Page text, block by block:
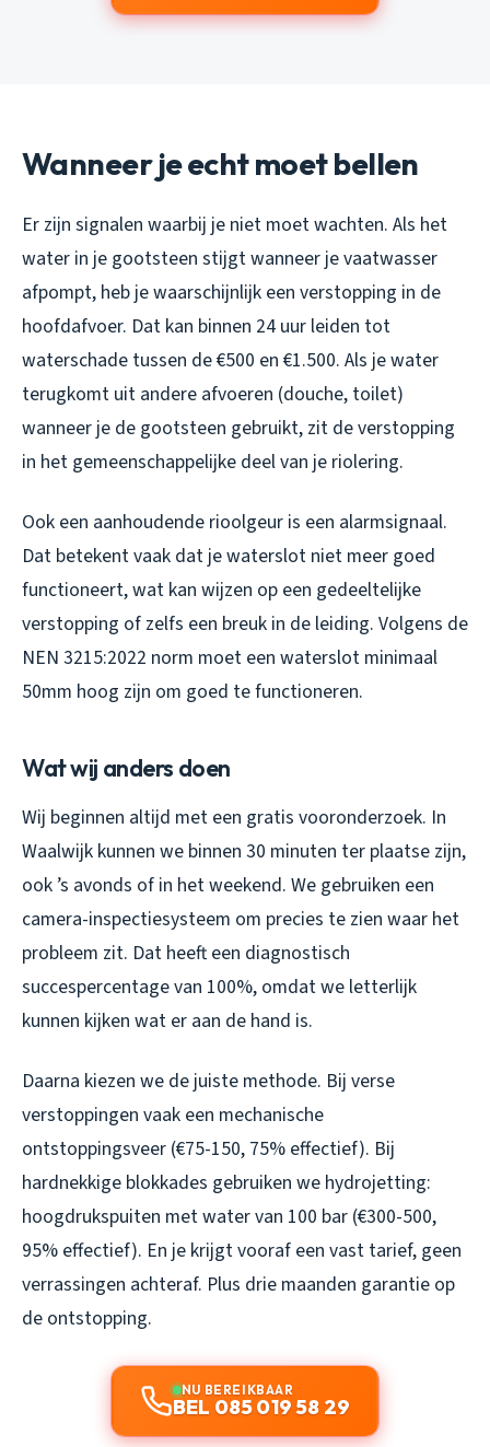
Wanneer je echt moet bellen
Er zijn signalen waarbij je niet moet wachten. Als het
water in je gootsteen stijgt wanneer je vaatwasser
afpompt, heb je waarschijnlijk een verstopping in de
hoofdafvoer. Dat kan binnen 24 uur leiden tot
waterschade tussen de €500 en €1.500. Als je water
terugkomt uit andere afvoeren (douche, toilet)
wanneer je de gootsteen gebruikt, zit de verstopping
in het gemeenschappelijke deel van je riolering.
Ook een aanhoudende rioolgeur is een alarmsignaal.
Dat betekent vaak dat je waterslot niet meer goed
functioneert, wat kan wijzen op een gedeeltelijke
verstopping of zelfs een breuk in de leiding. Volgens de
NEN 3215:2022 norm moet een waterslot minimaal
50mm hoog zijn om goed te functioneren.
Wat wij anders doen
Wij beginnen altijd met een gratis vooronderzoek. In
Waalwijk kunnen we binnen 30 minuten ter plaatse zijn,
ook ’s avonds of in het weekend. We gebruiken een
camera-inspectiesysteem om precies te zien waar het
probleem zit. Dat heeft een diagnostisch
succespercentage van 100%, omdat we letterlijk
kunnen kijken wat er aan de hand is.
Daarna kiezen we de juiste methode. Bij verse
verstoppingen vaak een mechanische
ontstoppingsveer (€75-150, 75% effectief). Bij
hardnekkige blokkades gebruiken we hydrojetting:
hoogdrukspuiten met water van 100 bar (€300-500,
95% effectief). En je krijgt vooraf een vast tarief, geen
verrassingen achteraf. Plus drie maanden garantie op
de ontstopping.
NU BEREIKBAAR
BEL 085 019 58 29